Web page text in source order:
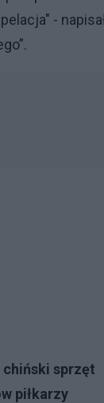
-
chiński sprzęt
piłkarzy